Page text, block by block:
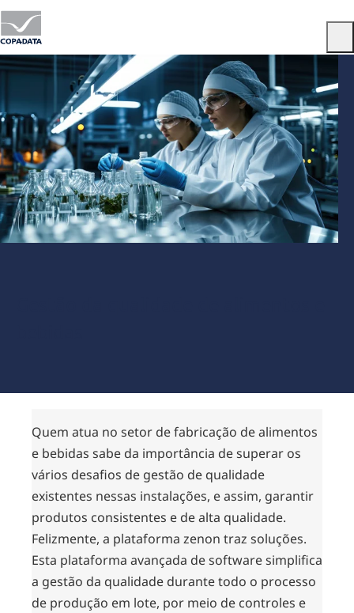
Quem atua no setor de fabricação de alimentos
e bebidas sabe da importância de superar os
vários desafios de gestão de qualidade
existentes nessas instalações, e assim, garantir
produtos consistentes e de alta qualidade.
Felizmente, a plataforma zenon traz soluções.
Esta plataforma avançada de software simplifica
a gestão da qualidade durante todo o processo
de produção em lote, por meio de controles e